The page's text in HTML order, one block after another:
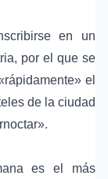
en un
por el que se
el
de la ciudad
es el más